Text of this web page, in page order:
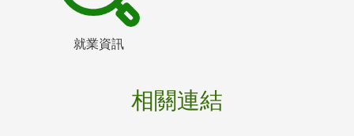
就業資訊
相關連結